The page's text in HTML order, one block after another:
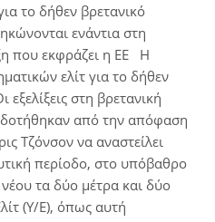
το δήθεν βρετανικό
ενάντια στη
που εκφράζει η ΕΕ Η
ελίτ για το δήθεν
στη βρετανική
από την απόφαση
Τζόνσον να αναστείλει
περίοδο, στο υπόβαθρο
τα δύο μέτρα και δύο
(Υ/Ε), όπως αυτή